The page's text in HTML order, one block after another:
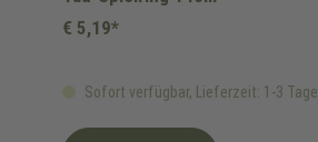
Sofort verfügbar, Lieferzeit: 1-3 Tage
€ 5,19*